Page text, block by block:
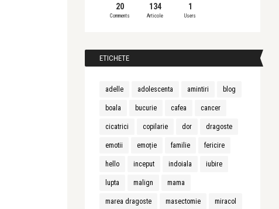
20
Comments
134
Articole
1
Users
ETICHETE
adelle adolescenta amintiri blog
boala bucurie cafea cancer
cicatrici copilarie dor dragoste
emotii emoție familie fericire
hello inceput indoiala iubire
lupta malign mama
marea dragoste masectomie miracol